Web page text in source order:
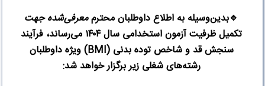
🔹بدین‌وسیله به اطلاع داوطلبان محترممعرفی‌شده جهت
تکمیل ظرفیت آزمون استخدامی سال ۱۴۰۴ می‌رساند، فرآیند
سنجش قد و شاخص توده بدنی (BMI)
ویژه داوطلبان
رشته‌های شغلی زیر برگزار خواهد شد: